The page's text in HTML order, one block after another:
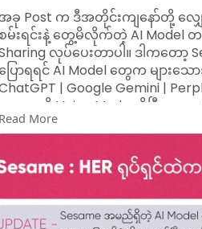
ခု Post က ဒီအတိုင်းကျနော်တို့ လ
မ်းရင်းနဲ့ တွေ့မိလိုက်တဲ့ AI Model တ
လုပ်ပေးတာပါ။ ဒါကတော့
ြောရရင် AI Model တွေက များသေ
| Google Gemini |
အခုဆို Voice Mode ဆိုပြီး စကားနဲ့
ဓိကအသုံးချဖို့က ဒီ AI ကနေတစ်ဆ
လုပ်ကို ကူညီခိုင်းဖို့ပဲ။
ါပေမယ့် Sesame AI ကို သွားပြီ
Benchmark တွေမှာ ဘယ်လ
၊ ဘယ် AI Benchmark မှာ ဘယ်
အဓိကရည်ရွယ်ချက်ကိုက "Bringing
More